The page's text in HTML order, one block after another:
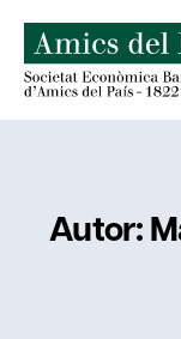
contenido
Autor: